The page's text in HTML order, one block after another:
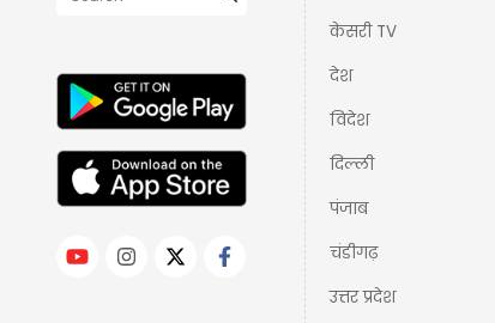
केसरी TV
देश
विदेश
दिल्ली
पंजाब
चंडीगढ़
उत्तर प्रदेश